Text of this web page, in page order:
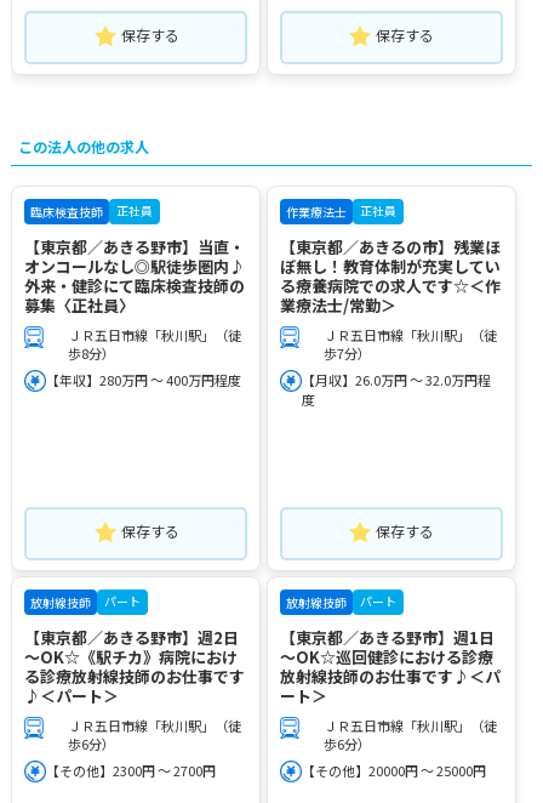
保存する 保存する
この法人の他の求人
臨床検査技師 正社員
【東京都／あきる野市】当直・
オンコールなし◎駅徒歩圏内♪
外来・健診にて臨床検査技師の
募集〈正社員〉
ＪＲ五日市線「秋川駅」（徒
歩8分）
【年収】280万円 ～ 400万円程度
保存する
作業療法士 正社員
【東京都／あきるの市】残業ほ
ぼ無し！教育体制が充実してい
る療養病院での求人です☆＜作
業療法士/常勤＞
ＪＲ五日市線「秋川駅」（徒
歩7分）
【月収】26.0万円 ～ 32.0万円程
度
保存する
放射線技師 パート
【東京都／あきる野市】週2日
～OK☆《駅チカ》病院におけ
る診療放射線技師のお仕事です
♪＜パート＞
ＪＲ五日市線「秋川駅」（徒
歩6分）
【その他】2300円 ～ 2700円
放射線技師 パート
【東京都／あきる野市】週1日
～OK☆巡回健診における診療
放射線技師のお仕事です♪＜パ
ート＞
ＪＲ五日市線「秋川駅」（徒
歩6分）
【その他】20000円 ～ 25000円